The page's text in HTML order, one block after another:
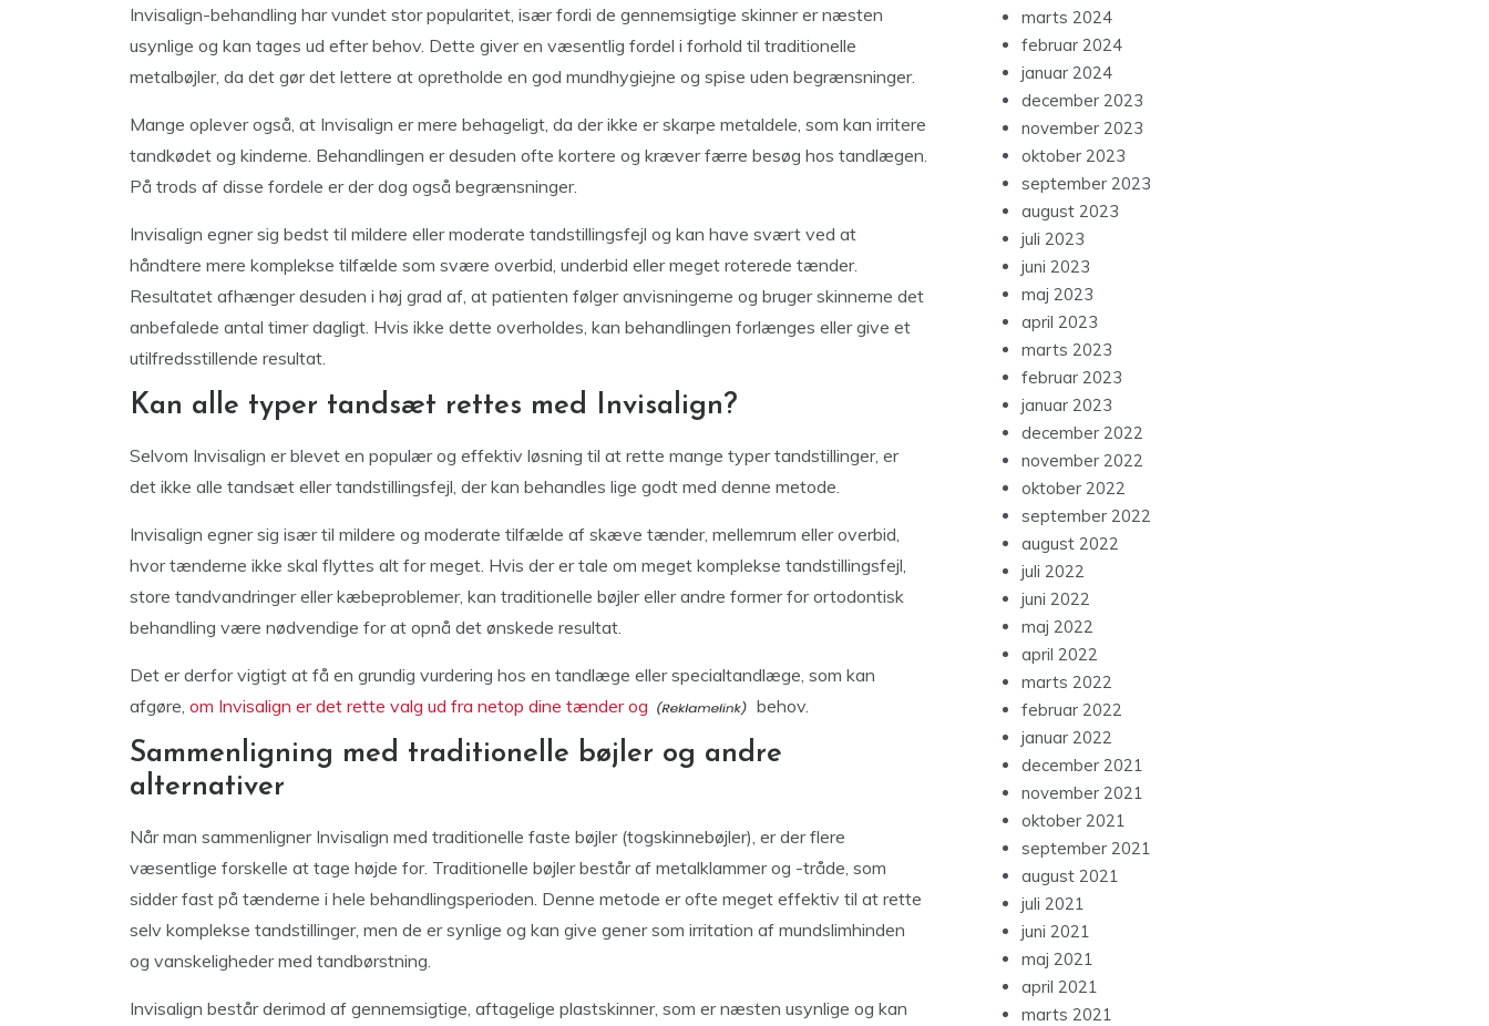
Invisalign-behandling har vundet stor popularitet, især fordi de gennemsigtige skinner er næsten
usynlige og kan tages ud efter behov. Dette giver en væsentlig fordel i forhold til traditionelle
metalbøjler, da det gør det lettere at opretholde en god mundhygiejne og spise uden begrænsninger.
Mange oplever også, at Invisalign er mere behageligt, da der ikke er skarpe metaldele, som kan irritere
tandkødet og kinderne. Behandlingen er desuden ofte kortere og kræver færre besøg hos tandlægen.
På trods af disse fordele er der dog også begrænsninger.
Invisalign egner sig bedst til mildere eller moderate tandstillingsfejl og kan have svært ved at
håndtere mere komplekse tilfælde som svære overbid, underbid eller meget roterede tænder.
Resultatet afhænger desuden i høj grad af, at patienten følger anvisningerne og bruger skinnerne det
anbefalede antal timer dagligt. Hvis ikke dette overholdes, kan behandlingen forlænges eller give et
utilfredsstillende resultat.
Kan alle typer tandsæt rettes med Invisalign?
Selvom Invisalign er blevet en populær og effektiv løsning til at rette mange typer tandstillinger, er
det ikke alle tandsæt eller tandstillingsfejl, der kan behandles lige godt med denne metode.
Invisalign egner sig især til mildere og moderate tilfælde af skæve tænder, mellemrum eller overbid,
hvor tænderne ikke skal flyttes alt for meget. Hvis der er tale om meget komplekse tandstillingsfejl,
store tandvandringer eller kæbeproblemer, kan traditionelle bøjler eller andre former for ortodontisk
behandling være nødvendige for at opnå det ønskede resultat.
Det er derfor vigtigt at få en grundig vurdering hos en tandlæge eller specialtandlæge, som kan
afgøre, om Invisalign er det rette valg ud fra netop dine tænder og behov.
Sammenligning med traditionelle bøjler og andre
alternativer
Når man sammenligner Invisalign med traditionelle faste bøjler (togskinnebøjler), er der flere
væsentlige forskelle at tage højde for. Traditionelle bøjler består af metalklammer og -tråde, som
sidder fast på tænderne i hele behandlingsperioden. Denne metode er ofte meget effektiv til at rette
selv komplekse tandstillinger, men de er synlige og kan give gener som irritation af mundslimhinden
og vanskeligheder med tandbørstning.
Invisalign består derimod af gennemsigtige, aftagelige plastskinner, som er næsten usynlige og kan
marts 2024
februar 2024
januar 2024
december 2023
november 2023
oktober 2023
september 2023
august 2023
juli 2023
juni 2023
maj 2023
april 2023
marts 2023
februar 2023
januar 2023
december 2022
november 2022
oktober 2022
september 2022
august 2022
juli 2022
juni 2022
maj 2022
april 2022
marts 2022
februar 2022
januar 2022
december 2021
november 2021
oktober 2021
september 2021
august 2021
juli 2021
juni 2021
maj 2021
april 2021
marts 2021